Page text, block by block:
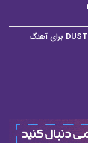
موزیک‌ویدیو جدید DUSTCELL برای آهنگ